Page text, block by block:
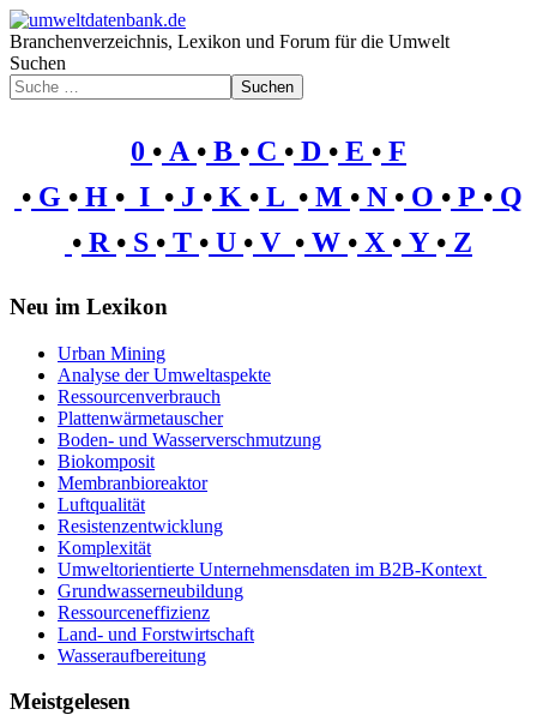
Branchenverzeichnis, Lexikon und Forum für die Umwelt
Suchen
Suchen
0 • A • B • C • D • E • F
• G • H • I • J • K • L • M • N • O • P • Q
• R • S • T • U • V • W • X • Y • Z
Neu im Lexikon
Urban Mining
Analyse der Umweltaspekte
Ressourcenverbrauch
Plattenwärmetauscher
Boden- und Wasserverschmutzung
Biokomposit
Membranbioreaktor
Luftqualität
Resistenzentwicklung
Komplexität
Umweltorientierte Unternehmensdaten im B2B-Kontext
Grundwasserneubildung
Ressourceneffizienz
Land- und Forstwirtschaft
Wasseraufbereitung
Meistgelesen